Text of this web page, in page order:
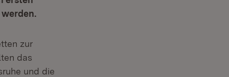
zur
das
und die